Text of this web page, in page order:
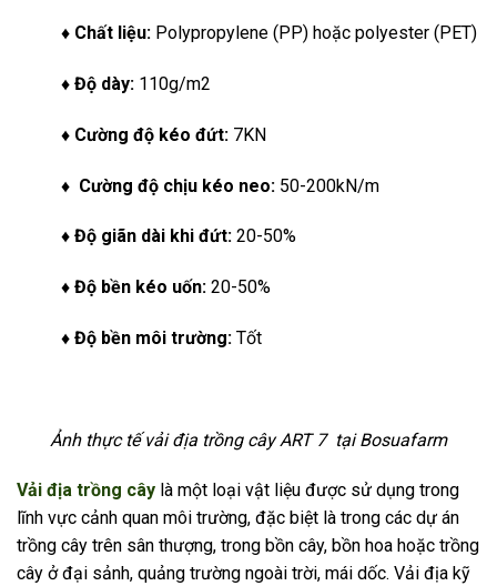
♦ Chất liệu: Polypropylene (PP) hoặc polyester (PET)
♦ Độ dày: 110g/m2
♦ Cường độ kéo đứt: 7KN
♦ Cường độ chịu kéo neo: 50-200kN/m
♦ Độ giãn dài khi đứt: 20-50%
♦ Độ bền kéo uốn: 20-50%
♦ Độ bền môi trường: Tốt
Ảnh thực tế vải địa trồng cây ART 7 tại Bosuafarm
Vải địa trồng cây là một loại vật liệu được sử dụng trong
lĩnh vực cảnh quan môi trường, đặc biệt là trong các dự án
trồng cây trên sân thượng, trong bồn cây, bồn hoa hoặc trồng
cây ở đại sảnh, quảng trường ngoài trời, mái dốc. Vải địa kỹ